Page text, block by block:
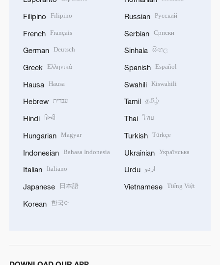
Filipino Filipino
French Français
German Deutsch
Greek Ελληνικά
Hausa Hausa
Hebrew עברית
Hindi हिन्दी
Hungarian Magyar
Indonesian Bahasa Indonesia
Italian Italiano
Japanese 日本語
Korean 한국어
Russian Русский
Serbian Српски
Sinhala සිංහල
Spanish Español
Swahili Kiswahili
Tamil தமிழ்
Thai ไทย
Turkish Türkçe
Ukrainian Українська
Urdu اردو
Vietnamese Tiếng Việt